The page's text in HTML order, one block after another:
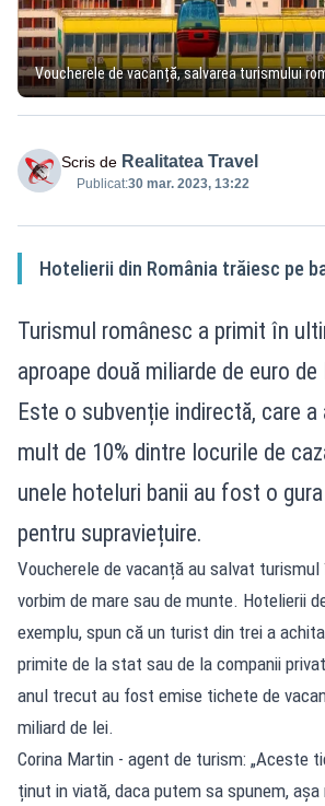
Voucherele de vacanță, salvarea turismului
Scris de Realitatea Travel
Publicat:30 mar. 2023, 13:22
Hotelierii din România trăiesc pe
Turismul românesc a primit în
aproape două miliarde de euro
Este o subvenție indirectă, care
mult de 10% dintre locurile de
unele hoteluri banii au fost o
pentru supraviețuire.
Voucherele de vacanță au salvat
vorbim de mare sau de munte. Hotelierii
exemplu, spun că un turist din trei a
primite de la stat sau de la companii
anul trecut au fost emise tichete de
miliard de lei.
Corina Martin - agent de turism: „Aceste
ținut in viată, daca putem sa spunem,